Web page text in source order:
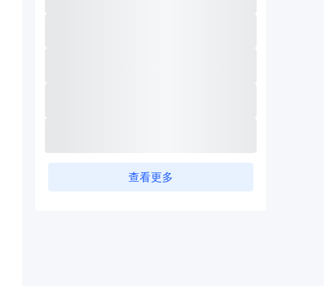
查看更多